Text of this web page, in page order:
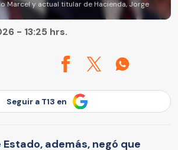
Marcel y actual titular de Hacienda, Jorge
- 13:25 hrs.
Seguir a T13 en
además, negó que